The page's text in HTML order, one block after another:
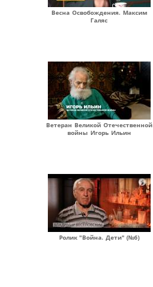
Весна Освобождения. Максим
Галяс
Ветеран Великой Отечественной
войны Игорь Ильин
Ролик "Война. Дети" (№6)